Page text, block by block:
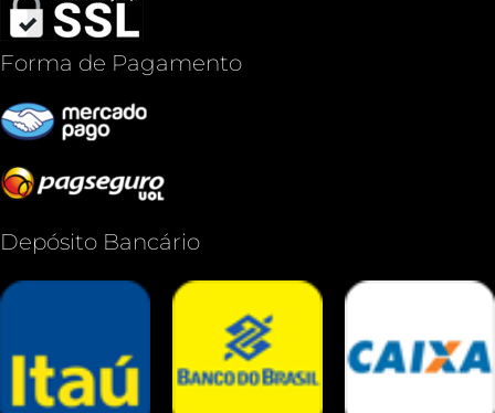
Forma de Pagamento
Depósito Bancário